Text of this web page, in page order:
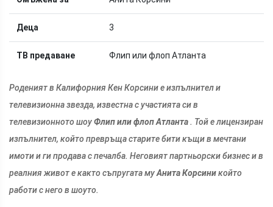
Деца 3
ТВ предаване Флип или флоп Атланта
Роденият в Калифорния Кен Корсини е изпълнител и
телевизионна звезда, известна с участията си в
телевизионното шоуФлип или флоп Атланта . Той е лицензиран
изпълнител, който превръща старите бити къщи в мечтани
имоти и ги продава с печалба. Неговият партньорски бизнес и в
реалния живот е както съпругата муАнита Корсиникойто
работи с него в шоуто.